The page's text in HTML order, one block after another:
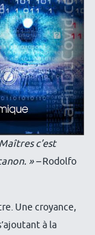
c’est
» –Rodolfo
Une croyance,
à la